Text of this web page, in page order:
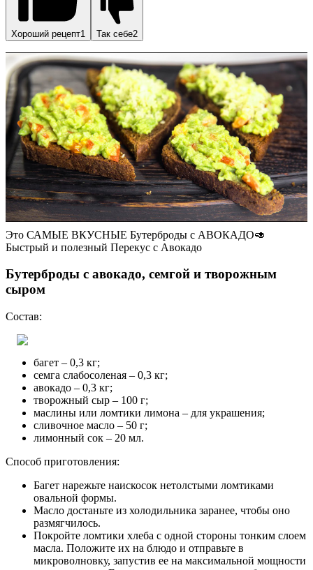
Хороший рецепт1 Так себе2
Это САМЫЕ ВКУСНЫЕ Бутерброды с АВОКАДО🥑
Быстрый и полезный Перекус с Авокадо
Бутерброды с авокадо, семгой и творожным
сыром
Состав:
багет – 0,3 кг;
семга слабосоленая – 0,3 кг;
авокадо – 0,3 кг;
творожный сыр – 100 г;
маслины или ломтики лимона – для украшения;
сливочное масло – 50 г;
лимонный сок – 20 мл.
Способ приготовления:
Багет нарежьте наискосок нетолстыми ломтиками
овальной формы.
Масло достаньте из холодильника заранее, чтобы оно
размягчилось.
Покройте ломтики хлеба с одной стороны тонким слоем
масла. Положите их на блюдо и отправьте в
микроволновку, запустив ее на максимальной мощности